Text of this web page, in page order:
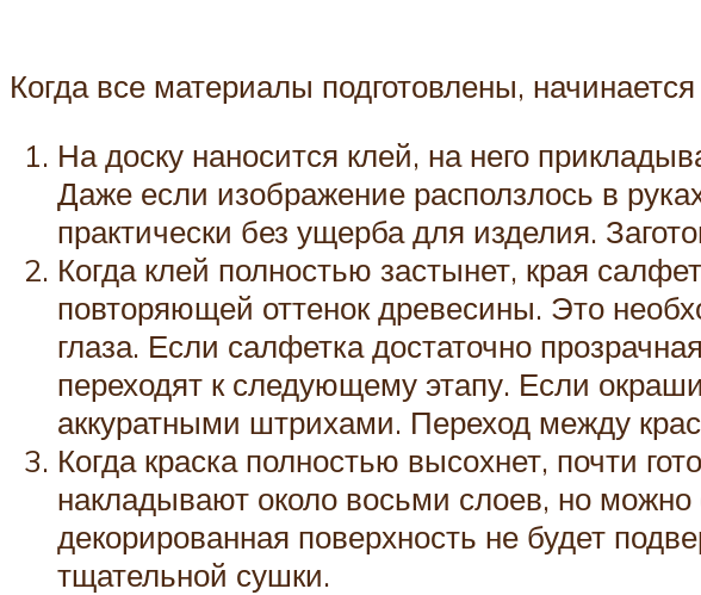
Когда все материалы подготовлены,
На доску наносится клей, на него
Даже если изображение расползлось в
практически без ущерба для изделия.
Когда клей полностью застынет, края
повторяющей оттенок древесины. Это
глаза. Если салфетка достаточно
переходят к следующему этапу. Если
аккуратными штрихами. Переход между
Когда краска полностью высохнет, почти
накладывают около восьми слоев, но
декорированная поверхность не будет
тщательной сушки.